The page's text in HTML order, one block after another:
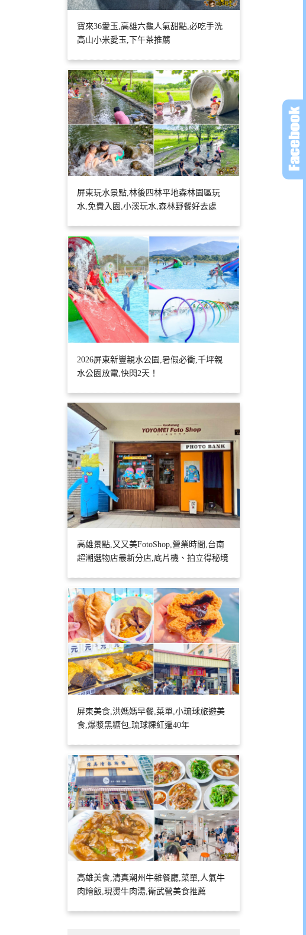
寶來36愛玉,高雄六龜人氣甜點,必吃手洗
高山小米愛玉,下午茶推薦
屏東玩水景點,林後四林平地森林園區玩
水,免費入園,小溪玩水,森林野餐好去處
2026屏東新豐親水公園,暑假必衝,千坪親
水公園放電,快閃2天！
高雄景點,又又美FotoShop,營業時間,台南
超潮選物店最新分店,底片機、拍立得秘境
屏東美食,洪媽媽早餐,菜單,小琉球旅遊美
食,爆漿黑糖包,琉球粿紅遍40年
高雄美食,清真潮州牛雜餐廳,菜單,人氣牛
肉燴飯,現燙牛肉湯,衛武營美食推薦